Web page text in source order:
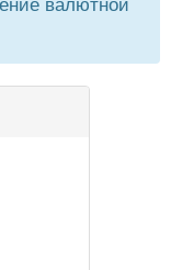
валютной